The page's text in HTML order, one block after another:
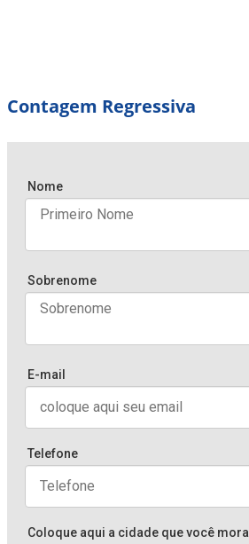
Contagem Regressiva
Nome
Sobrenome
E-mail
Telefone
Coloque aqui a cidade que você mora